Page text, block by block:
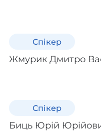
Спікер
Жмурик Дмитро
Спікер
Биць Юрій